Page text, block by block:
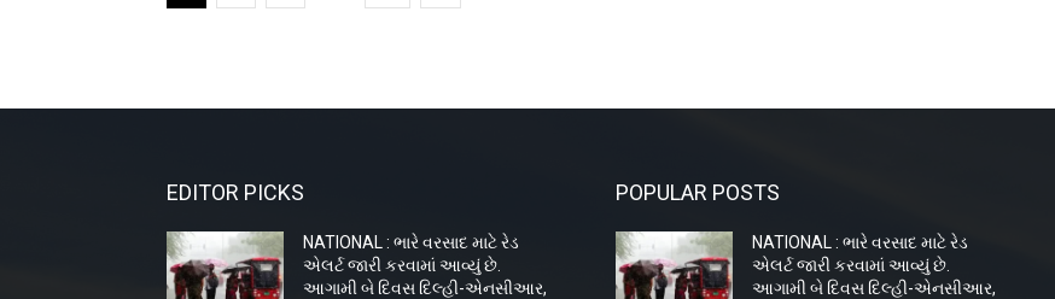
EDITOR PICKS
NATIONAL : ભારે વરસાદ માટે રેડ
એલર્ટ જારી કરવામાં આવ્યું છે.
આગામી બે દિવસ દિલ્હી-એનસીઆર,
POPULAR POSTS
NATIONAL : ભારે વરસાદ માટે રેડ
એલર્ટ જારી કરવામાં આવ્યું છે.
આગામી બે દિવસ દિલ્હી-એનસીઆર,